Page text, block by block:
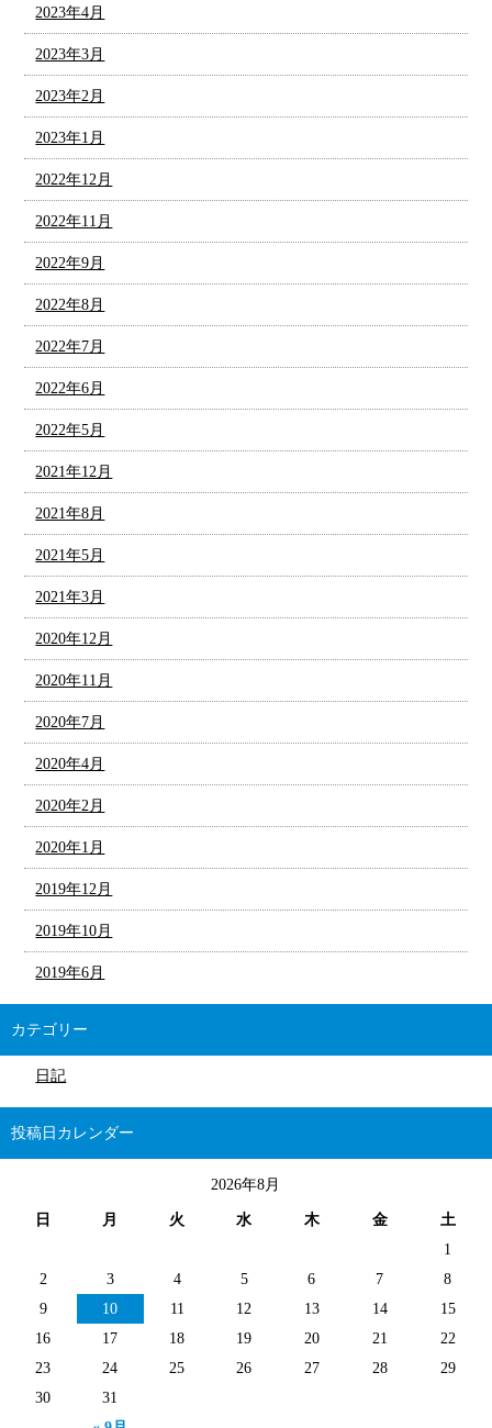
2023年4月
2023年3月
2023年2月
2023年1月
2022年12月
2022年11月
2022年9月
2022年8月
2022年7月
2022年6月
2022年5月
2021年12月
2021年8月
2021年5月
2021年3月
2020年12月
2020年11月
2020年7月
2020年4月
2020年2月
2020年1月
2019年12月
2019年10月
2019年6月
カテゴリー
日記
投稿日カレンダー
2026年8月
日 月 火 水 木 金 土
1
2
3 4 5 6 7
8
9
10 11 12 13 14
15
16
17 18 19 20 21
22
23
24 25 26 27 28
29
30
31